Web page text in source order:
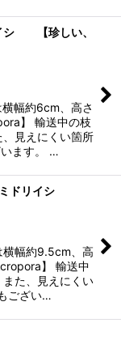
シ 【珍しい、
幅約6cm、高さ
】 輸送中の枝
見えにくい箇所
ます。 …
ドリイシ
横幅約9.5cm、高
】 輸送中
た、見えにくい
ござい…